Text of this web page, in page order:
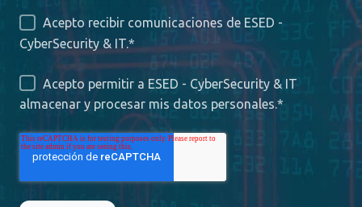
Acepto recibir comunicaciones de ESED -
CyberSecurity & IT.*
Acepto permitir a ESED - CyberSecurity & IT
almacenar y procesar mis datos personales.*